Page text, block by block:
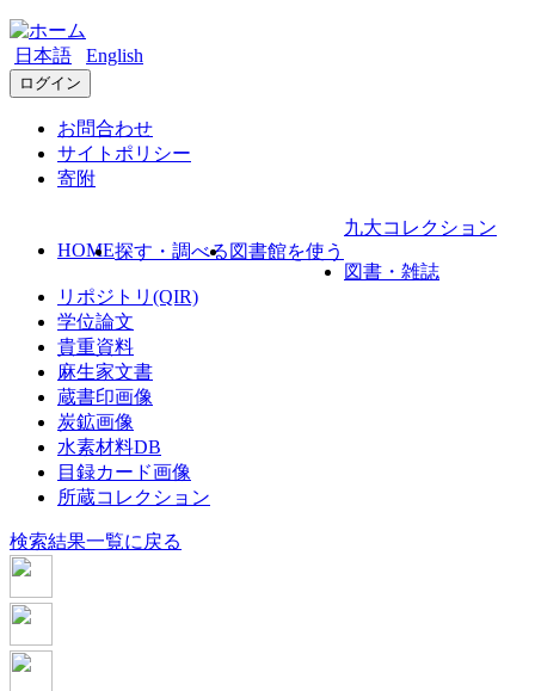
日本語 English
ログイン
お問合わせ
サイトポリシー
寄附
HOME探す・調べる 図書館を使う
九大コレクション
図書・雑誌
リポジトリ(QIR)
学位論文
貴重資料
麻生家文書
蔵書印画像
炭鉱画像
水素材料DB
目録カード画像
所蔵コレクション
検索結果一覧に戻る